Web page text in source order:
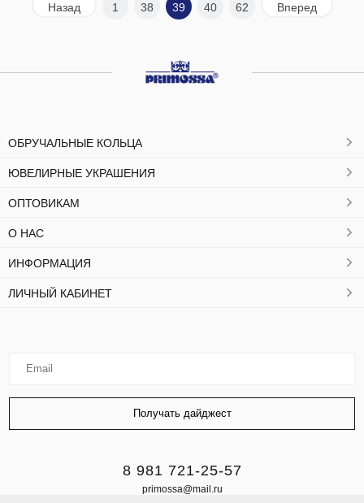
Назад 1 38 39 40 62 Вперед
ОБРУЧАЛЬНЫЕ КОЛЬЦА
ЮВЕЛИРНЫЕ УКРАШЕНИЯ
ОПТОВИКАМ
О НАС
ИНФОРМАЦИЯ
ЛИЧНЫЙ КАБИНЕТ
8 981 721-25-57
primossa@mail.ru